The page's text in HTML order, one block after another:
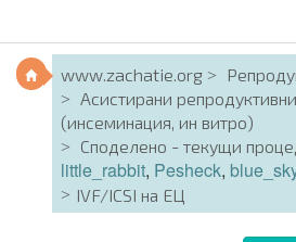
www.zachatie.org
Асистирани
(инсеминация, ин витро)
Споделено - текущи
little_rabbit, Pesheck,
IVF/ICSI на ЕЦ